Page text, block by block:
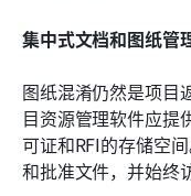
集中式文档和图纸管
图纸混淆仍然是项目
目资源管理软件应提
可证和RFI的存储空
和批准文件，并始终